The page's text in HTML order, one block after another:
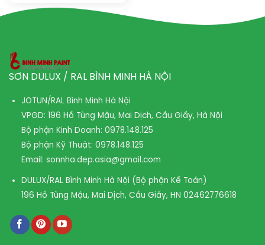
SƠN DULUX / RAL BÌNH MINH HÀ NỘI
JOTUN/RAL Bình Minh Hà Nội
VPGD: 196 Hồ Tùng Mậu, Mai Dịch, Cầu Giấy, Hà Nội
Bộ phận Kinh Doanh: 0978.148.125
Bộ phận Kỹ Thuật: 0978.148.125
Email: sonnha.dep.asia@gmail.com
DULUX/RAL Bình Minh Hà Nội (Bộ phận Kế Toán)
196 Hồ Tùng Mậu, Mai Dịch, Cầu Giấy, HN 02462776618